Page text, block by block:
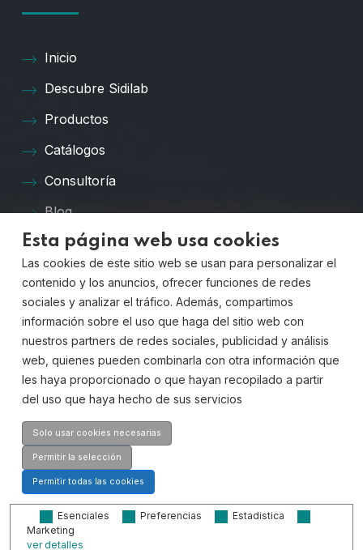
Inicio
Descubre Sidilab
Productos
Catálogos
Consultoría
Blog
Preguntas Frecuentes
Contacto
Contáctanos
Dirección:
Teléfono
916 659 203
Email
Esta página web usa cookies
Las cookies de este sitio web se usan para personalizar el
contenido y los anuncios, ofrecer funciones de redes
sociales y analizar el tráfico. Además, compartimos
información sobre el uso que haga del sitio web con
nuestros partners de redes sociales, publicidad y análisis
web, quienes pueden combinarla con otra información que
les haya proporcionado o que hayan recopilado a partir
del uso que haya hecho de sus servicios
Solo usar cookies necesarias
Permitir la selección
Permitir todas las cookies
Esenciales Preferencias
Estadistica
Marketing
ver detalles